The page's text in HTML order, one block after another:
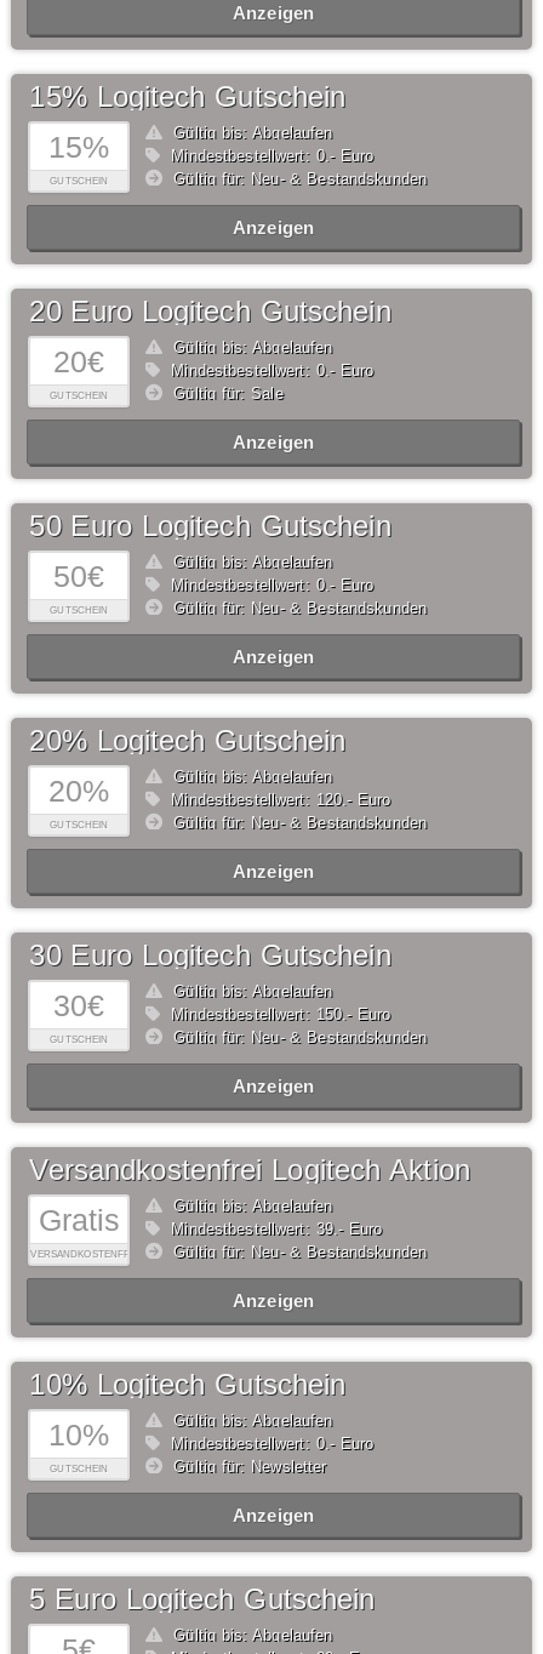
Anzeigen
15%
GUTSCHEIN
15% Logitech Gutschein
Gültig bis: Abgelaufen
Mindestbestellwert: 0,- Euro
Gültig für: Neu- & Bestandskunden
Anzeigen
20€
GUTSCHEIN
20 Euro Logitech Gutschein
Gültig bis: Abgelaufen
Mindestbestellwert: 0,- Euro
Gültig für: Sale
Anzeigen
50€
GUTSCHEIN
50 Euro Logitech Gutschein
Gültig bis: Abgelaufen
Mindestbestellwert: 0,- Euro
Gültig für: Neu- & Bestandskunden
Anzeigen
20%
GUTSCHEIN
20% Logitech Gutschein
Gültig bis: Abgelaufen
Mindestbestellwert: 120,- Euro
Gültig für: Neu- & Bestandskunden
Anzeigen
30€
GUTSCHEIN
30 Euro Logitech Gutschein
Gültig bis: Abgelaufen
Mindestbestellwert: 150,- Euro
Gültig für: Neu- & Bestandskunden
Anzeigen
Gratis
VERSANDKOSTENFREI
Versandkostenfrei Logitech Aktion
Gültig bis: Abgelaufen
Mindestbestellwert: 39,- Euro
Gültig für: Neu- & Bestandskunden
Anzeigen
10%
GUTSCHEIN
10% Logitech Gutschein
Gültig bis: Abgelaufen
Mindestbestellwert: 0,- Euro
Gültig für: Newsletter
Anzeigen
5 Euro Logitech Gutschein
Gültig bis: Abgelaufen